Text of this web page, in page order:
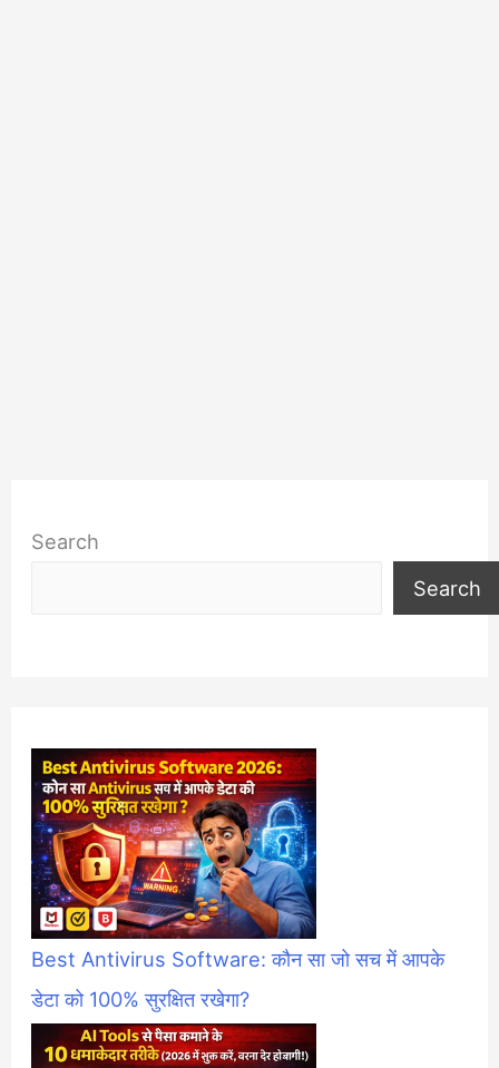
Search
Search
Best Antivirus Software: कौन सा जो सच में आपके
डेटा को 100% सुरक्षित रखेगा?